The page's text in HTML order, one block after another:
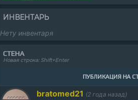
ИНВЕНТАРЬ
Нету инвентаря
СТЕНА
Новая строка: Shift+Enter
ПУБЛИКАЦИЯ НА
bratomed21 (2 года назад)